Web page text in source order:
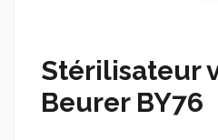
Stérilisateur
Beurer BY76